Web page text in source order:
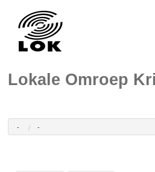
Lokale Omroep
- -